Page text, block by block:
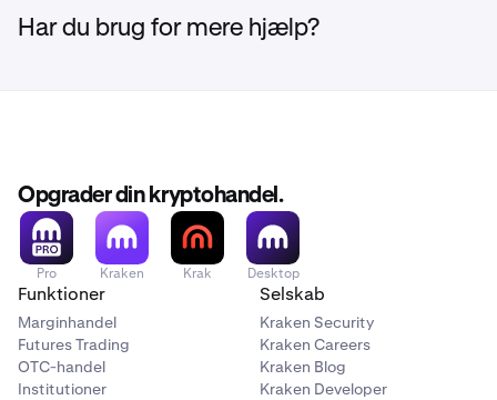
med xStocks' sociale mediekanaler.
Har du brug for mere hjælp?
Opgrader din kryptohandel.
Pro Kraken Krak Desktop
Funktioner
Marginhandel
Futures Trading
OTC-handel
Institutioner
Selskab
Kraken Security
Kraken Careers
Kraken Blog
Kraken Developer